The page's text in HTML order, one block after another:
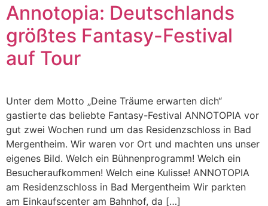
Annotopia: Deutschlands
größtes Fantasy-Festival
auf Tour
Unter dem Motto „Deine Träume erwarten dich“
gastierte das beliebte Fantasy-Festival ANNOTOPIA vor
gut zwei Wochen rund um das Residenzschloss in Bad
Mergentheim. Wir waren vor Ort und machten uns unser
eigenes Bild. Welch ein Bühnenprogramm! Welch ein
Besucheraufkommen! Welch eine Kulisse! ANNOTOPIA
am Residenzschloss in Bad Mergentheim Wir parkten
am Einkaufscenter am Bahnhof, da […]